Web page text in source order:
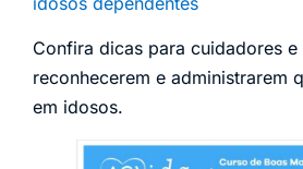
Confira dicas para cuidadores e
reconhecerem e administrarem
em idosos.